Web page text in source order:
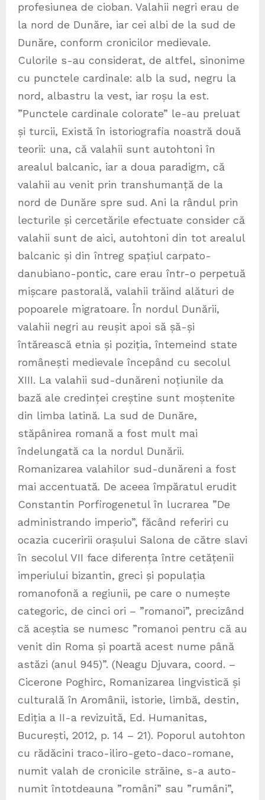
profesiunea de cioban. Valahii negri erau de
la nord de Dunăre, iar cei albi de la sud de
Dunăre, conform cronicilor medievale.
Culorile s-au considerat, de altfel, sinonime
cu punctele cardinale: alb la sud, negru la
nord, albastru la vest, iar roșu la est.
”Punctele cardinale colorate” le-au preluat
și turcii, Există în istoriografia noastră două
teorii: una, că valahii sunt autohtoni în
arealul balcanic, iar a doua paradigm, că
valahii au venit prin transhumanță de la
nord de Dunăre spre sud. Ani la rândul prin
lecturile și cercetările efectuate consider că
valahii sunt de aici, autohtoni din tot arealul
balcanic și din întreg spațiul carpato-
danubiano-pontic, care erau într-o perpetuă
mișcare pastorală, valahii trăind alături de
popoarele migratoare. În nordul Dunării,
valahii negri au reușit apoi să șă-și
întărească etnia și poziția, întemeind state
românești medievale începând cu secolul
XIII. La valahii sud-dunăreni noțiunile da
bază ale credinței creștine sunt moștenite
din limba latină. La sud de Dunăre,
stăpânirea romană a fost mult mai
îndelungată ca la nordul Dunării.
Romanizarea valahilor sud-dunăreni a fost
mai accentuată. De aceea împăratul erudit
Constantin Porfirogenetul în lucrarea ”De
administrando imperio”, făcând referiri cu
ocazia cuceririi orașului Salona de către slavi
în secolul VII face diferența între cetățenii
imperiului bizantin, greci și populația
romanofonă a regiunii, pe care o numește
categoric, de cinci ori – ”romanoi”, precizând
că aceștia se numesc ”romanoi pentru că au
venit din Roma și poartă acest nume până
astăzi (anul 945)”. (Neagu Djuvara, coord. –
Cicerone Poghirc, Romanizarea lingvistică și
culturală în Aromânii, istorie, limbă, destin,
Ediția a II-a revizuită, Ed. Humanitas,
București, 2012, p. 14 – 21). Poporul autohton
cu rădăcini traco-iliro-geto-daco-romane,
numit valah de cronicile străine, s-a auto-
numit întotdeauna ”români” sau ”rumâni”,